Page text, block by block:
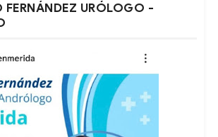
FERNÁNDEZ URÓLOGO -